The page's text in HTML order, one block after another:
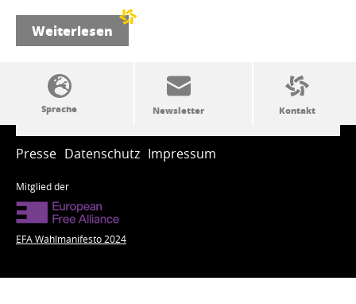
Weiterlesen
SSW-Politik von A bis Z
Presse Datenschutz Impressum
Mitglied der
EFA Wahlmanifesto 2024